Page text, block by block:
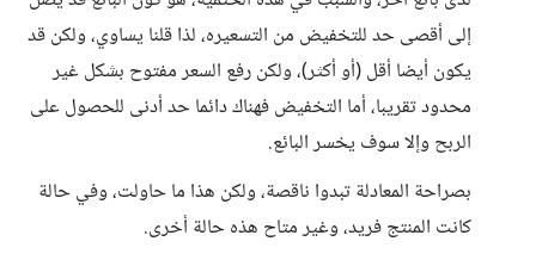
إلى أقصى حد للتخفيض من التسعيره، لذا قلنا يساوي، ولكن قد
يكون أيضا أقل (أو أكثر)، ولكن رفع السعر مفتوح بشكل غير
محدود تقريبا، أما التخفيض فهناك دائما حد أدنى للحصول على
الربح وإلا سوف يخسر البائع.
بصراحة المعادلة تبدوا ناقصة، ولكن هذا ما حاولت، وفي حالة
كانت المنتج فريد، وغير متاح هذه حالة أخرى.